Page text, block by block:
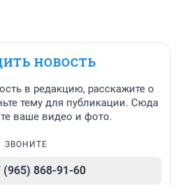
НОВОСТЬ
в редакцию, расскажите о
тему для публикации. Сюда
ваше видео и фото.
ЗВОНИТЕ
(965) 868-91-60